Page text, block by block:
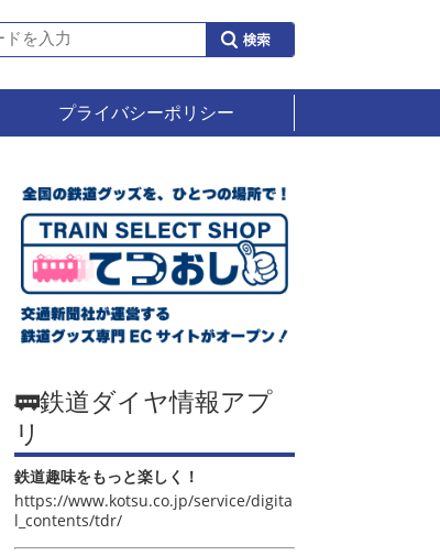
プライバシーポリシー
🚃鉄道ダイヤ情報アプ
リ
鉄道趣味をもっと楽しく！
https://www.kotsu.co.jp/service/digita
l_contents/tdr/